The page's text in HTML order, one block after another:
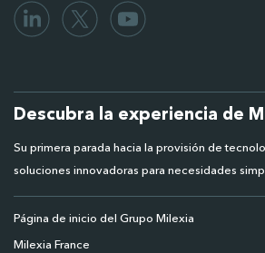
Descubra la experiencia de
Su primera parada hacia la provisión de
soluciones innovadoras para necesidades
Página de inicio del Grupo Milexia
Milexia France